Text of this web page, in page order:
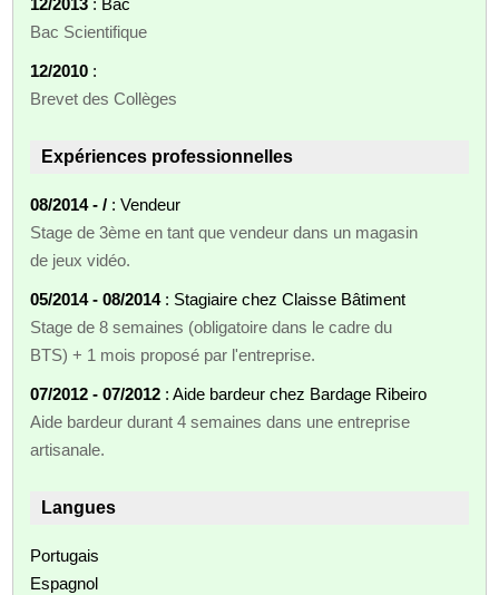
Bac Scientifique
12/2010 :
Brevet des Collèges
Expériences professionnelles
08/2014 - / : Vendeur
Stage de 3ème en tant que vendeur dans un magasin
de jeux vidéo.
05/2014 - 08/2014: Stagiaire chez Claisse Bâtiment
Stage de 8 semaines (obligatoire dans le cadre du
BTS) + 1 mois proposé par l'entreprise.
07/2012 - 07/2012 : Aide bardeur chez Bardage Ribeiro
Aide bardeur durant 4 semaines dans une entreprise
artisanale.
Langues
Portugais
Espagnol